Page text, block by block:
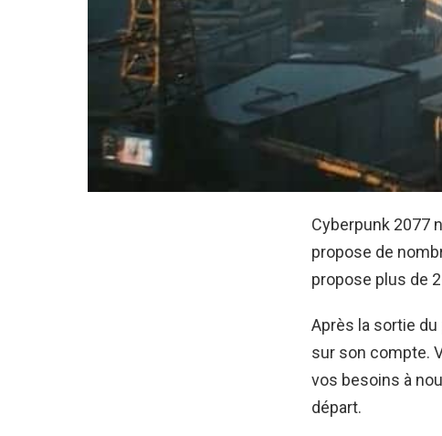
Cyberpunk 2077
propose de
propose plus de
Après la sortie
sur son compte.
vos besoins à
départ.